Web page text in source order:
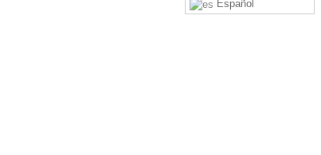
Español